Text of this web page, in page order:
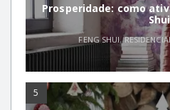
Prosperidade: como
Shui
FENG SHUI,RESIDENCIAL
5